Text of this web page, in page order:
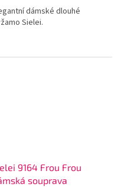
dámské dlouhé
Sielei.
9164 Frou Frou
souprava